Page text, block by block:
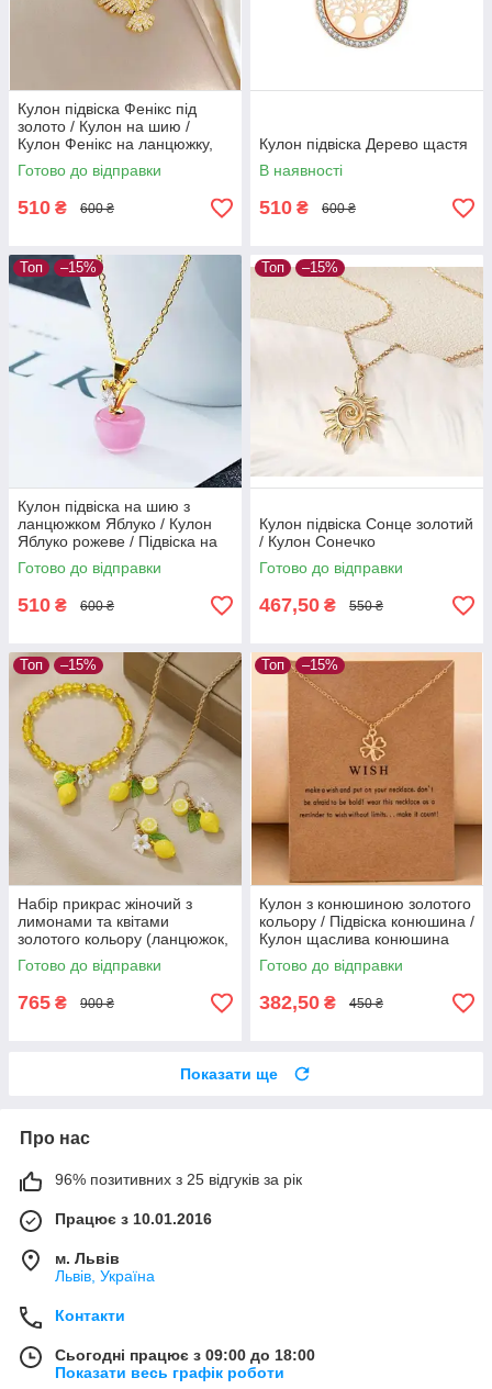
Кулон підвіска Фенікс під
золото / Кулон на шию /
Кулон Фенікс на ланцюжку,
підвіска птах Фенікс, символ
відродження та сили
Готово до відправки
510 ₴ 600 ₴
Кулон підвіска Дерево щастя
В наявності
510 ₴ 600 ₴
Топ –15%
Кулон підвіска на шию з
ланцюжком Яблуко / Кулон
Яблуко рожеве / Підвіска на
шию
Готово до відправки
510 ₴ 600 ₴
Топ –15%
Кулон підвіска Сонце золотий
/ Кулон Сонечко
Готово до відправки
467,50 ₴ 550 ₴
Топ –15%
Набір прикрас жіночий з
лимонами та квітами
золотого кольору (ланцюжок,
кулон, сережки, браслет) /
Кулон лимон/ Браслет лимон
Готово до відправки
765 ₴ 900 ₴
Топ –15%
Кулон з конюшиною золотого
кольору / Підвіска конюшина /
Кулон щаслива конюшина
Готово до відправки
382,50 ₴ 450 ₴
Показати ще
Про нас
96% позитивних з 25 відгуків за рік
Працює з 10.01.2016
м. Львів
Львів, Україна
Контакти
Сьогодні працює з 09:00 до 18:00
Показати весь графік роботи